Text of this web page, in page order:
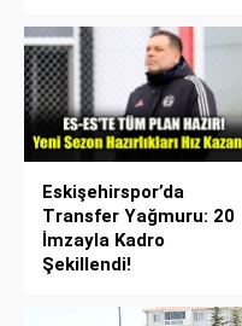
Eskişehirspor’da
Transfer Yağmuru: 20
İmzayla Kadro
Şekillendi!